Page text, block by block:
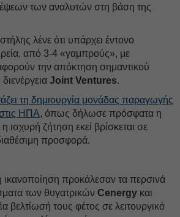
των αναλυτών στη βάση της
λένε ότι υπάρχει έντονο
από 3-4 «γαμπρούς», με
την απόκτηση σημαντικού
Joint Ventures.
τη δημιουργία μονάδας παραγωγής
ΗΠΑ, όπως δήλωσε πρόσφατα η
ισχυρή ζήτηση εκεί βρίσκεται σε
προσφορά.
ικανοποίηση προκάλεσαν τα περσινά
των θυγατρικών Cenergy και
βελτίωσή τους φέτος σε λειτουργικό